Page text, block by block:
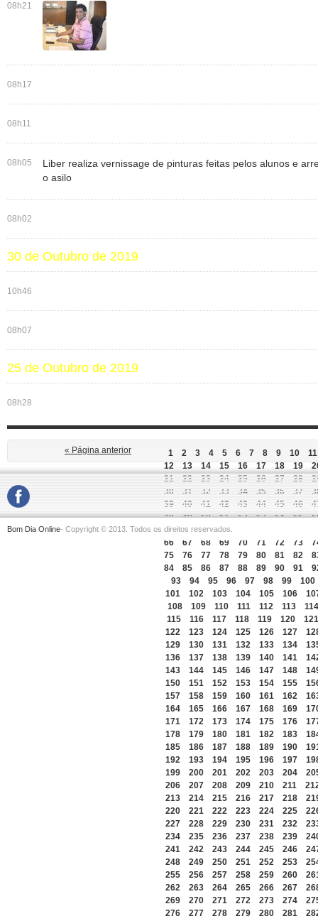
08h21
08h17
08h11
08h05
Liber realiza vernissage de pinturas feitas pelos alunos e
o asilo
08h02
30 de Outubro de 2019
10h46
08h07
25 de Outubro de 2019
08h28
« Página anterior 1 2 3 4 5 6 7 8 9 10
11
12
13 14 15 16 17 18 19
21
22 23 24 25 26 27 28
30
31 32 33 34 35 36 37
39
40 41 42 43 44 45 46
48
49 50 51 52 53 54 55
57
58 59 60
66
67 68 69 70 71 72 73
75
76 77 78 79 80 81 82
84
85 86 87 88 89 90 91
93
94 95 96 97 98 99
100
101
102 103 104 105 106
108
109 110 111 112 113
114
115
116 117 118 119 120
121
122
123 124 125 126 127
129
130 131 132 133 134
136
137 138 139 140 141
143
144 145 146 147 148
150
151 152 153 154 155
157
158 159 160 161 162
164
165 166 167 168 169
171
172 173 174 175 176
178
179 180 181 182 183
185
186 187 188 189 190
192
193 194 195 196 197
199
200 201 202 203 204
206
207 208 209 210 211
213
214 215 216 217 218
220
221 222 223 224 225
227
228 229 230 231 232
234
235 236 237 238 239
241
242 243 244 245 246
248
249 250 251 252 253
255
256 257 258 259 260
262
263 264 265 266 267
269
270 271 272 273 274
276
277 278 279 280 281
Bom Dia Online- Copyright © 2013. Todos os direitos reservados.